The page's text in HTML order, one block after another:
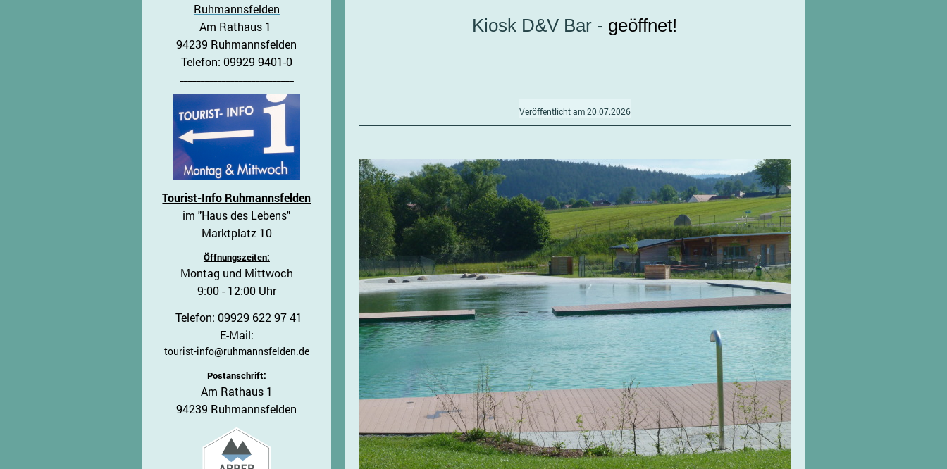
Kiosk D&V Bar - geöffnet!
Veröffentlicht am 20.07.2026
Ruhmannsfelden
Am Rathaus 1
94239 Ruhmannsfelden
Telefon: 09929 9401-0
Tourist-Info Ruhmannsfelden
im "Haus des Lebens"
Marktplatz 10
Öffnungszeiten:
Montag und Mittwoch
9:00 - 12:00 Uhr
Telefon: 09929 622 97 41
E-Mail:
tourist-info@ruhmannsfelden.de
Postanschrift:
Am Rathaus 1
94239 Ruhmannsfelden